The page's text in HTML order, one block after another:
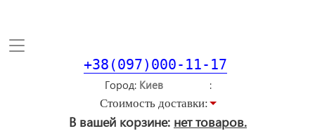
Toggle
+38(097)000-11-17
Город
Стоимость доставки:
В вашей корзине: нет товаров.